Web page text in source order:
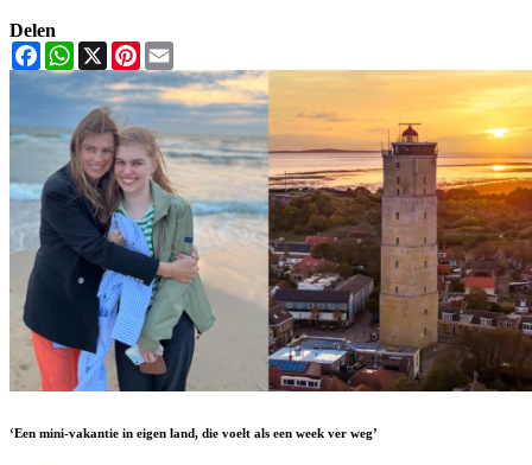
Delen
FacebookWhatsApp
X Pinterest
‘Een mini-vakantie in eigen land, die voelt als een week ver weg’